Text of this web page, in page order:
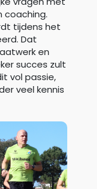
coaching.
tijdens het
Dat
en
succes zult
vol passie,
veel kennis